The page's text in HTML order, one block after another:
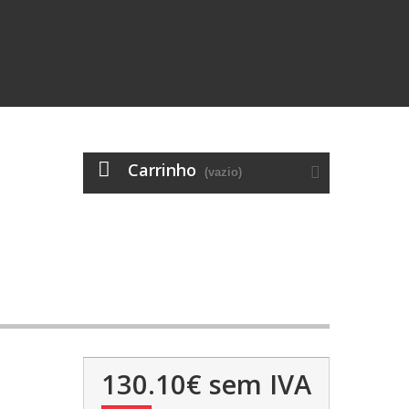
Carrinho (vazio)
130.10€ sem IVA